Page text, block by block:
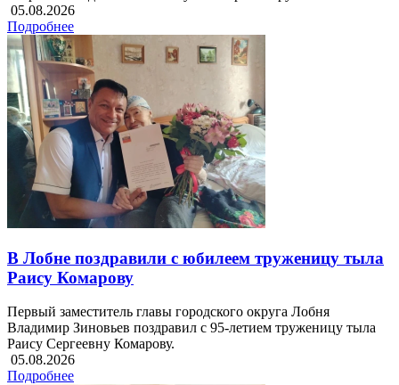
05.08.2026
Подробнее
В Лобне поздравили с юбилеем труженицу тыла
Раису Комарову
Первый заместитель главы городского округа Лобня
Владимир Зиновьев поздравил с 95-летием труженицу тыла
Раису Сергеевну Комарову.
05.08.2026
Подробнее